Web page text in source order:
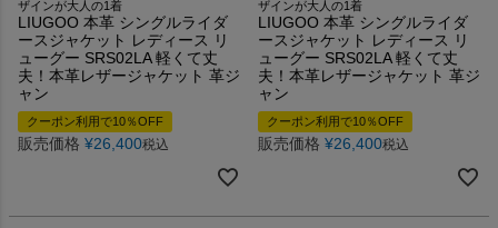
ザインが大人の1着
LIUGOO 本革 シングルライダ
ースジャケット レディース リ
ューグー SRS02LA 軽くて丈
夫！本革レザージャケット 革ジ
ャン
クーポン利用で10％OFF
販売価格 ¥26,400税込
ザインが大人の1着
LIUGOO 本革 シングルライダ
ースジャケット レディース リ
ューグー SRS02LA 軽くて丈
夫！本革レザージャケット 革ジ
ャン
クーポン利用で10％OFF
販売価格 ¥26,400税込